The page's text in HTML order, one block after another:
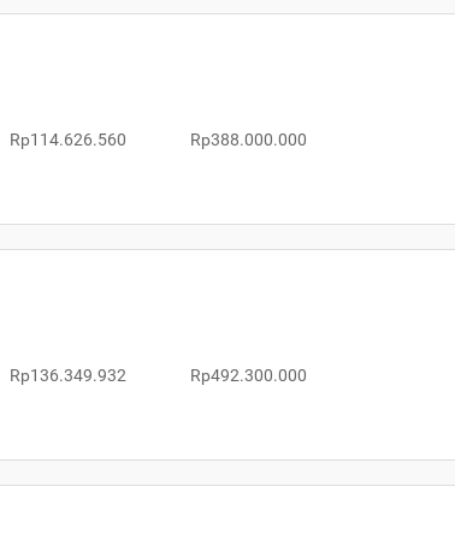
Rp114.626.560 Rp388.000.000
Rp136.349.932 Rp492.300.000